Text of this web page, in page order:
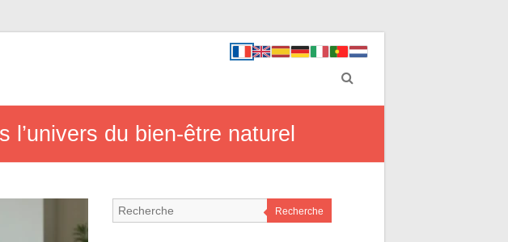
du bien-être naturel
Recherche